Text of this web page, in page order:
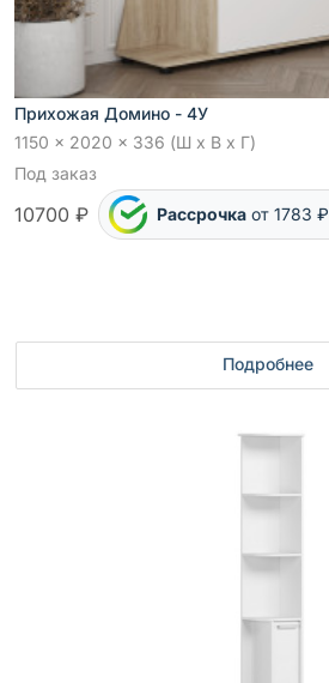
Прихожая Домино - 4У
1150 x 2020 x 336 (Ш x В x Г)
Под заказ
10700 ₽ Рассрочка от 1783 ₽
Подробнее